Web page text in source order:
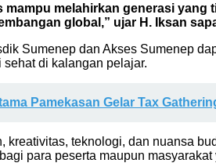
mampu melahirkan generasi
global,” ujar H. Iksan
Sumenep dan Akses Sumenep
di kalangan pelajar.
Pamekasan Gelar Tax
kreativitas, teknologi, dan nuansa
para peserta maupun